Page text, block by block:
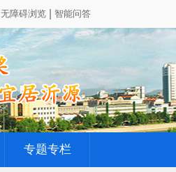
智能问答
无障碍浏览
专题专栏